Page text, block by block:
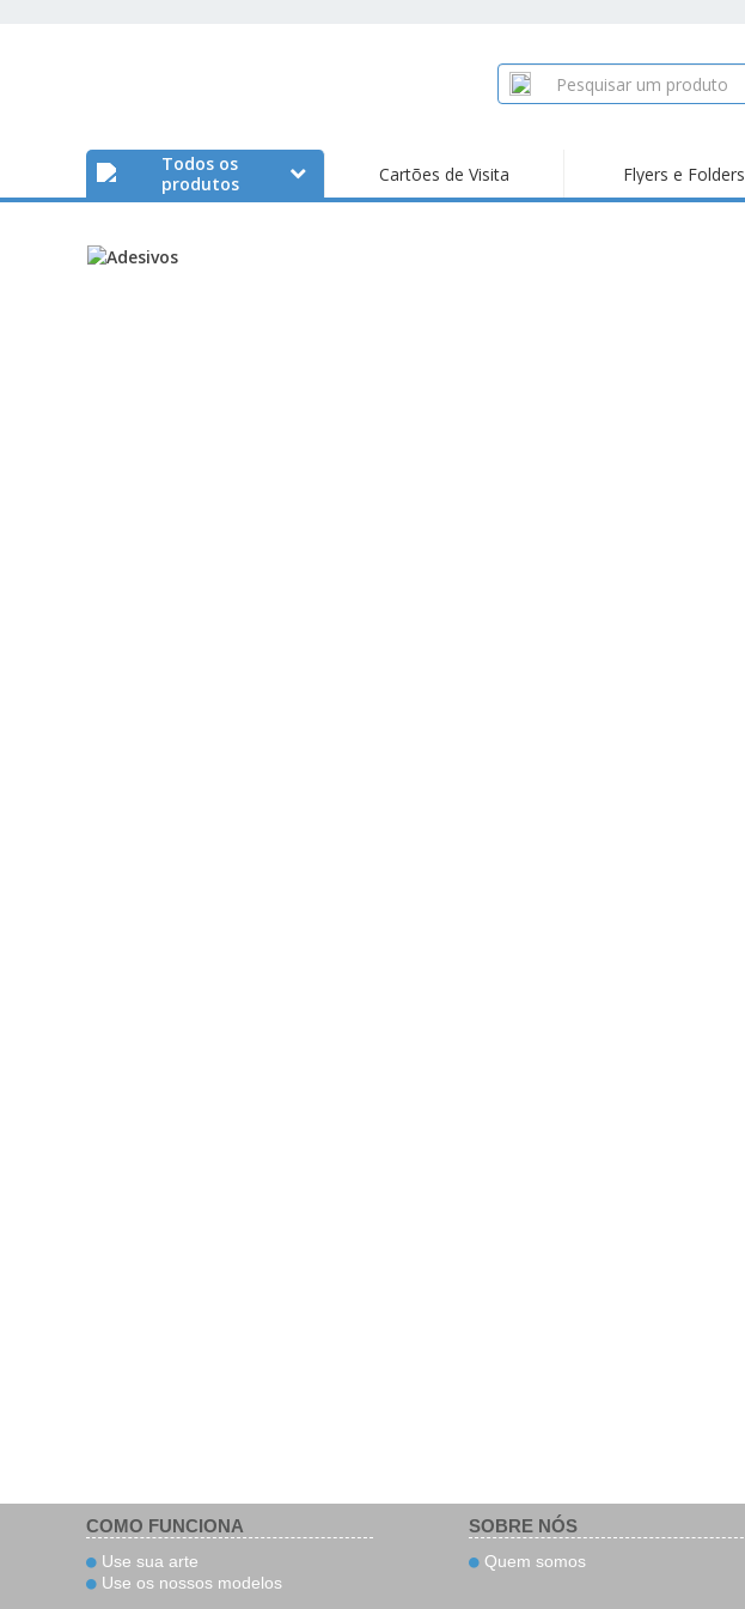
Todos os
produtos
Cartões de Visita Flyers e Folders
COMO FUNCIONA
Use sua arte
Use os nossos modelos
SOBRE NÓS
Quem somos